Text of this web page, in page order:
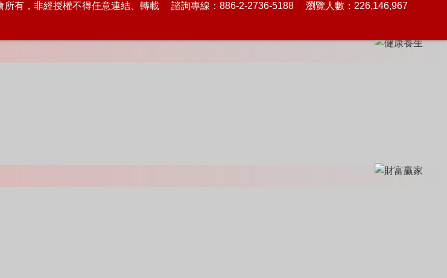
所有，非經授權不得任意連結、轉載 諮詢專線：886-2-2736-5188 瀏覽人數：226,146,967